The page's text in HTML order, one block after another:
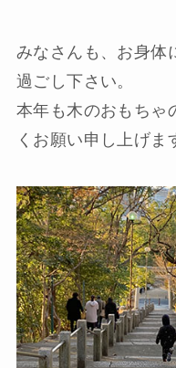
みなさんも、お身体
過ごし下さい。
本年も木のおもちゃ
くお願い申し上げま